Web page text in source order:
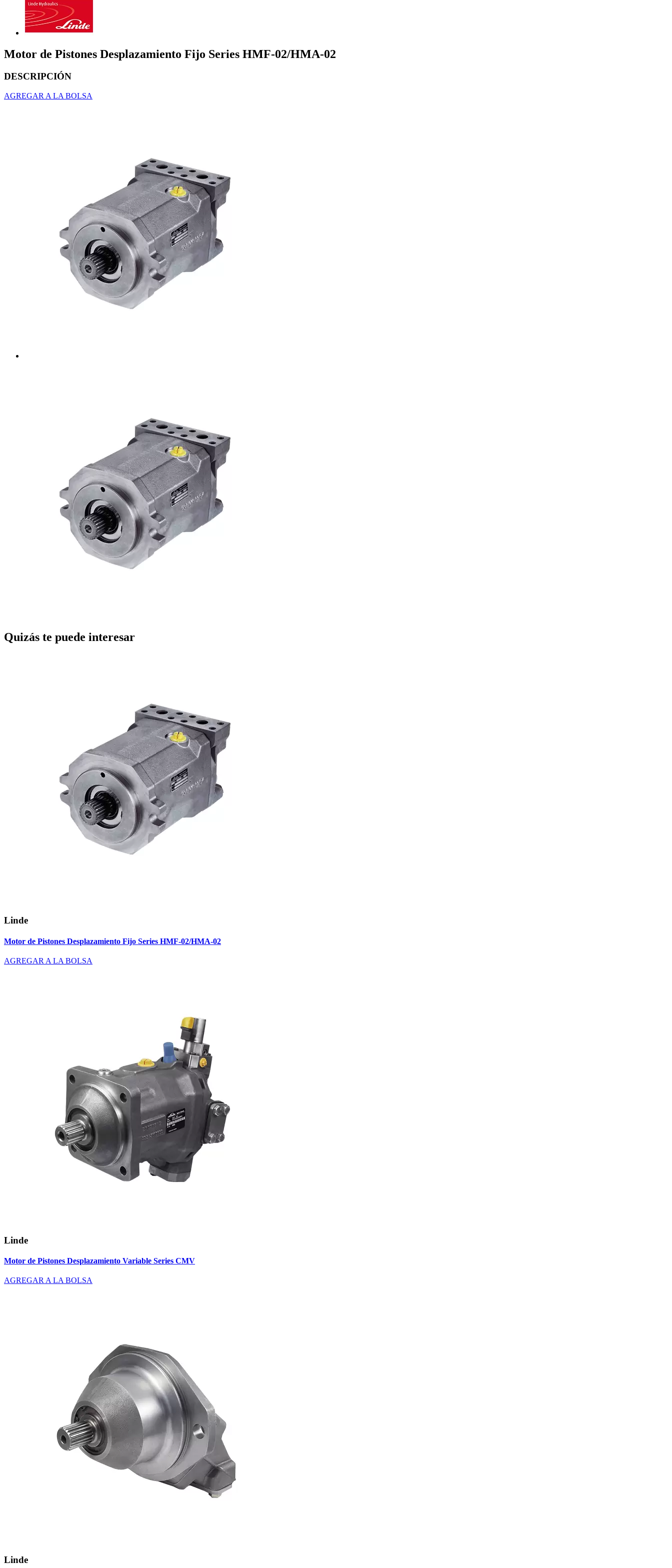
Motor de Pistones Desplazamiento Fijo Series HMF-02/HMA-02
DESCRIPCIÓN
AGREGAR A LA BOLSA
Quizás te puede interesar
Linde
Motor de Pistones Desplazamiento Fijo Series HMF-02/HMA-02
AGREGAR A LA BOLSA
Linde
Motor de Pistones Desplazamiento Variable Series CMV
AGREGAR A LA BOLSA
Linde